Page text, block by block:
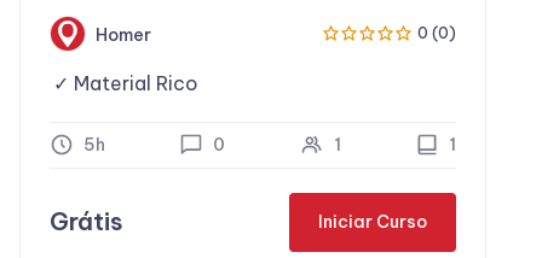
Homer 0 (0)
Material Rico
5h 0 1 1
Grátis Iniciar Curso